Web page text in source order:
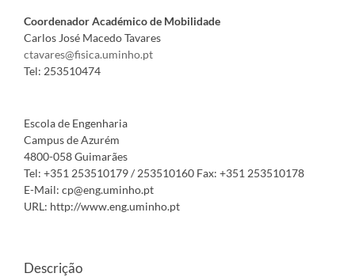
Coordenador Académico de Mobilidade
Carlos José Macedo Tavares
ctavares@fisica.uminho.pt
Tel: 253510474
Escola de Engenharia
Campus de Azurém
4800-058 Guimarães
Tel: +351 253510179 / 253510160 Fax: +351 253510178
E-Mail: cp@eng.uminho.pt
URL: http://www.eng.uminho.pt
Descrição